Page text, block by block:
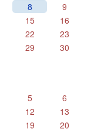
8
9
15
16
22
23
29
30
5
6
12
13
19
20